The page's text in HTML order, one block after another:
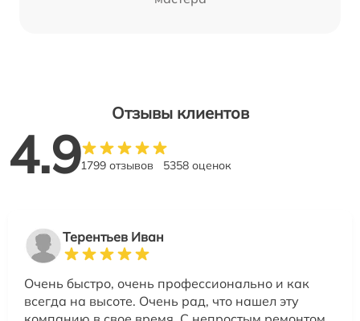
Отзывы клиентов
4.91799 отзывов 5358 оценок
Терентьев Иван
Очень быстро, очень профессионально и как
всегда на высоте. Очень рад, что нашел эту